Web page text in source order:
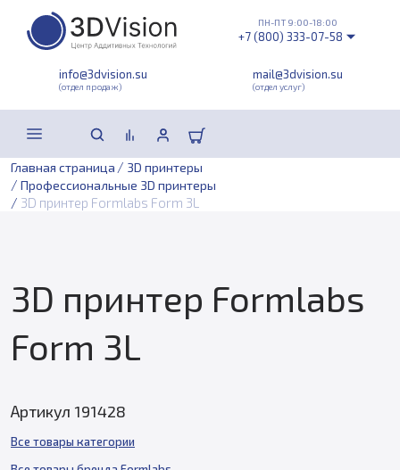
info@3dvision.su
(отдел продаж)
mail@3dvision.su
(отдел услуг)
ПН-ПТ 9:00-18:00
+7 (800) 333-07-58
Главная страница / 3D принтеры
/ Профессиональные 3D принтеры
/ 3D принтер Formlabs Form 3L
3D принтер Formlabs
Form 3L
Артикул 191428
Все товары категории